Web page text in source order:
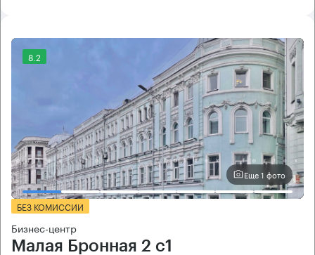
8.2
Еще 1 фото
БЕЗ КОМИССИИ
Бизнес-центр
Малая Бронная 2 с1